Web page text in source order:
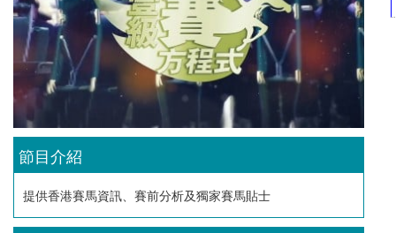
節目介紹
提供香港賽馬資訊、賽前分析及獨家賽馬貼士